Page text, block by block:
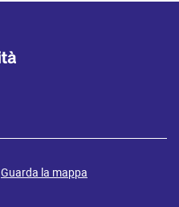
Guarda la mappa